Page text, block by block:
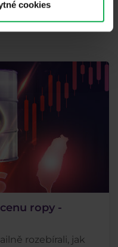
cookies
ropy -
rozebírali, jak